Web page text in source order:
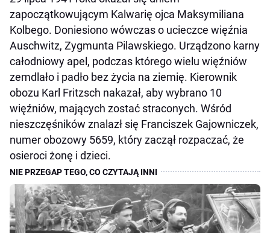
zapoczątkowującym Kalwarię ojca Maksymiliana
Kolbego. Doniesiono wówczas o ucieczce więźnia
Auschwitz, Zygmunta Pilawskiego. Urządzono karny
całodniowy apel, podczas którego wielu więźniów
zemdlało i padło bez życia na ziemię. Kierownik
obozu Karl Fritzsch nakazał, aby wybrano 10
więźniów, mających zostać straconych. Wśród
nieszczęśników znalazł się Franciszek Gajowniczek,
numer obozowy 5659, który zaczął rozpaczać, że
osieroci żonę i dzieci.